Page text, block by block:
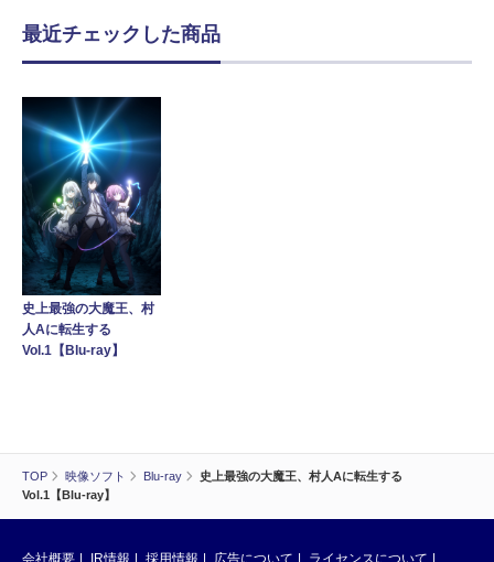
TOP 映像ソフト Blu-ray
史上最強の大魔王、村人Aに転生する
Vol.1【Blu-ray】
最近チェックした商品
史上最強の大魔王、村
人Aに転生する
Vol.1【Blu-ray】
会社概要 IR情報 採用情報 広告について ライセンスについて